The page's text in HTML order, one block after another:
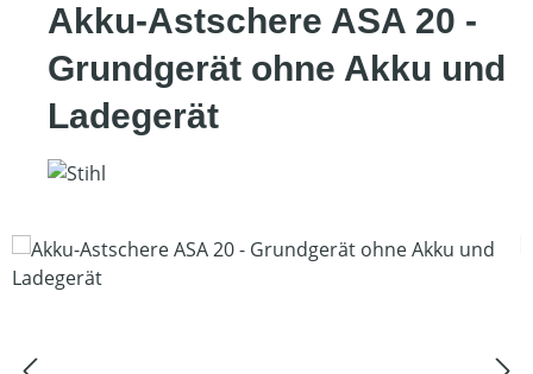
Akku-Astschere ASA 20 -
Grundgerät ohne Akku und
Ladegerät
Bildergalerie überspringen